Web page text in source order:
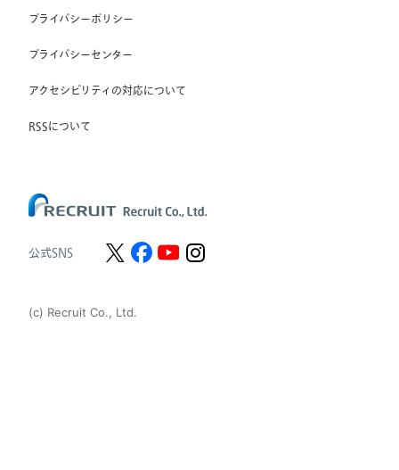
Unique NV
Staffmark Group, LLC
The CSI Companies, Inc.
(c) Recruit Co., Ltd.
公式SNS
プライバシーポリシー
プライバシーセンター
アクセシビリティの対応について
RSSについて